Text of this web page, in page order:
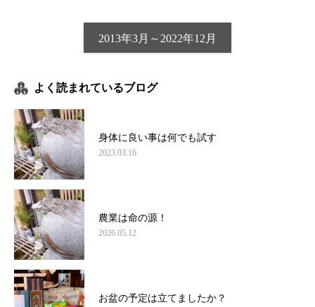
2013年3月～2022年12月
よく読まれているブログ
身体に良い事は何でも試す
2023.03.16
農業は命の源！
2026.05.12
お盆の予定は立てましたか？